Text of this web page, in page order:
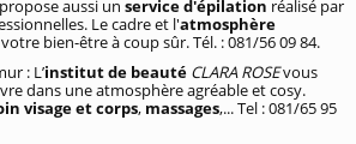
aussi un service d'épilation réalisé par
Le cadre et l'atmosphère
bien-être à coup sûr. Tél. : 081/56 09 84.
: L’institut de beauté CLARA ROSEvous
dans une atmosphère agréable et cosy.
visage et corps, massages,... Tel : 081/65 95